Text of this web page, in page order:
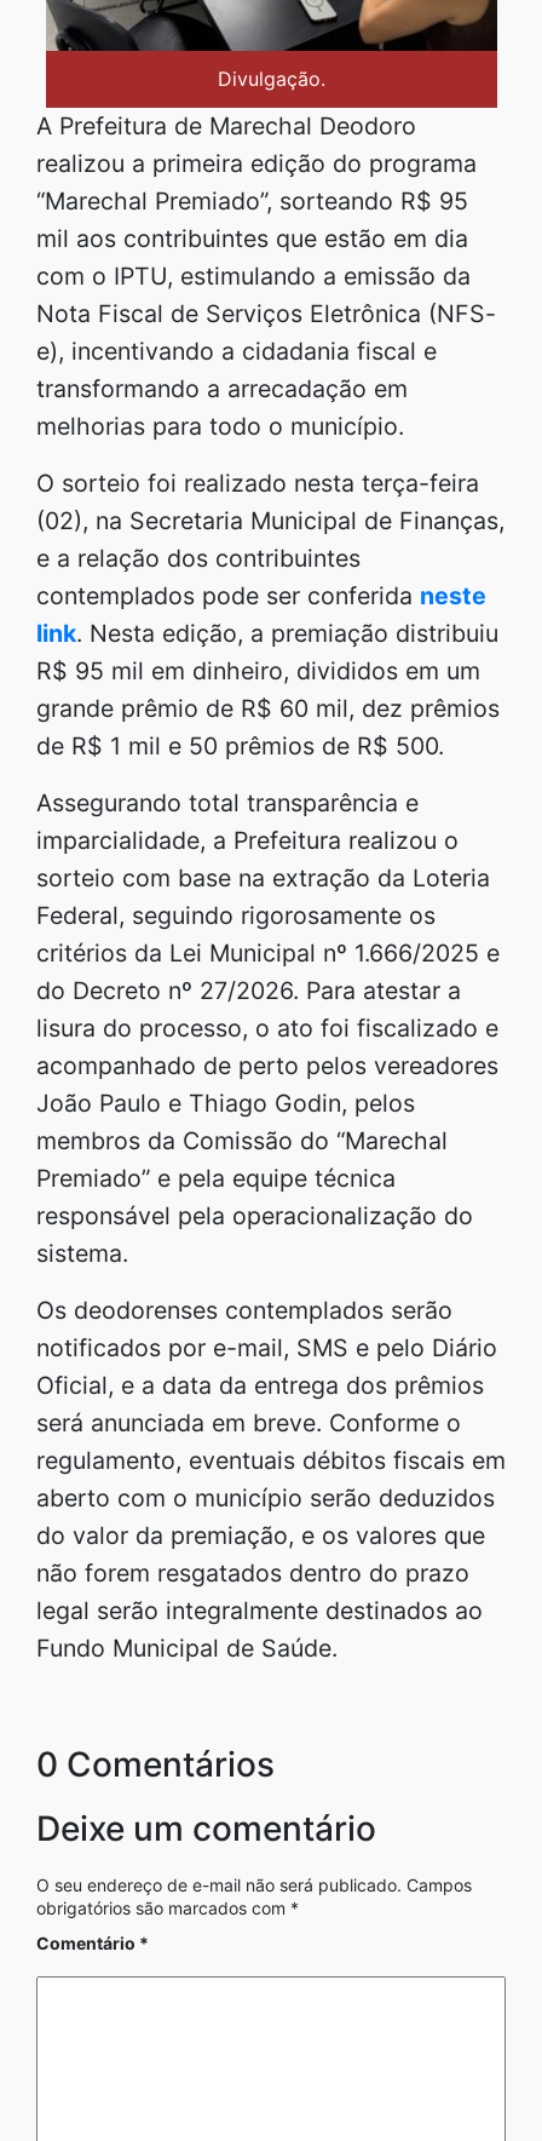
Divulgação.
A Prefeitura de Marechal Deodoro
realizou a primeira edição do programa
“Marechal Premiado”, sorteando R$ 95
mil aos contribuintes que estão em dia
com o IPTU, estimulando a emissão da
Nota Fiscal de Serviços Eletrônica (NFS-
e), incentivando a cidadania fiscal e
transformando a arrecadação em
melhorias para todo o município.
O sorteio foi realizado nesta terça-feira
(02), na Secretaria Municipal de Finanças,
e a relação dos contribuintes
contemplados pode ser conferida neste
link. Nesta edição, a premiação distribuiu
R$ 95 mil em dinheiro, divididos em um
grande prêmio de R$ 60 mil, dez prêmios
de R$ 1 mil e 50 prêmios de R$ 500.
Assegurando total transparência e
imparcialidade, a Prefeitura realizou o
sorteio com base na extração da Loteria
Federal, seguindo rigorosamente os
critérios da Lei Municipal nº 1.666/2025 e
do Decreto nº 27/2026. Para atestar a
lisura do processo, o ato foi fiscalizado e
acompanhado de perto pelos vereadores
João Paulo e Thiago Godin, pelos
membros da Comissão do “Marechal
Premiado” e pela equipe técnica
responsável pela operacionalização do
sistema.
Os deodorenses contemplados serão
notificados por e-mail, SMS e pelo Diário
Oficial, e a data da entrega dos prêmios
será anunciada em breve. Conforme o
regulamento, eventuais débitos fiscais em
aberto com o município serão deduzidos
do valor da premiação, e os valores que
não forem resgatados dentro do prazo
legal serão integralmente destinados ao
Fundo Municipal de Saúde.
0 Comentários
Deixe um comentário
O seu endereço de e-mail não será publicado. Campos
obrigatórios são marcados com *
Comentário *